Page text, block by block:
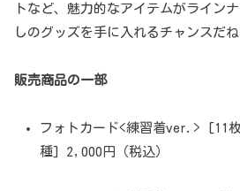
トなど、魅力的なアイテムがライン
しのグッズを手に入れるチャンスだね
販売商品の一部
フォトカード<練習着ver.> [11
種] 2,000円（税込）